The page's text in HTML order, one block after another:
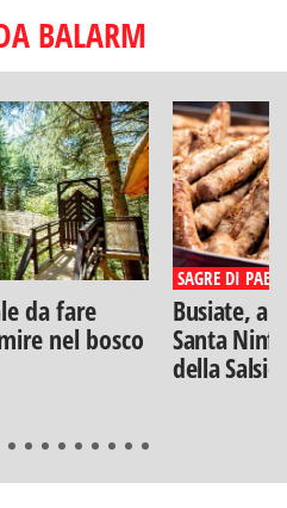
BALARM
da fare
nel bosco
SAGRE DI PAESE
Busiate,
Santa
della